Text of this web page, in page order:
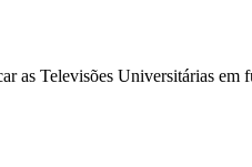
as Televisões Universitárias